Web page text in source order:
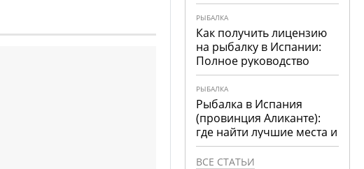
РЫБАЛКА
Как получить лицензию
на рыбалку в Испании:
Полное руководство
РЫБАЛКА
Рыбалка в Испания
(провинция Аликанте):
где найти лучшие места и
что ловить
ВСЕ СТАТЬИ